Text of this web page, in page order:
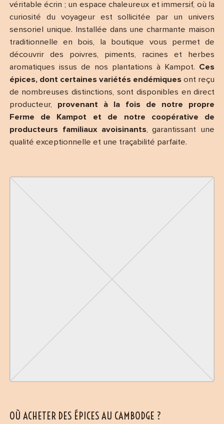
véritable écrin ; un espace chaleureux et immersif, où la
curiosité du voyageur est sollicitée par un univers
sensoriel unique. Installée dans une charmante maison
traditionnelle en bois, la boutique vous permet de
découvrir des poivres, piments, racines et herbes
aromatiques issus de nos plantations à Kampot. Ces
épices, dont certaines variétés endémiques ont reçu
de nombreuses distinctions, sont disponibles en direct
producteur, provenant à la fois de notre propre
Ferme de Kampot et de notre coopérative de
producteurs familiaux avoisinants, garantissant une
qualité exceptionnelle et une traçabilité parfaite.
OÙ ACHETER DES ÉPICES AU CAMBODGE ?